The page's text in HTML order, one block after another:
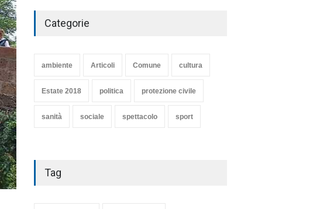
Articoli cultura 8 Maggio 2020
Categorie
ambiente Articoli Comune cultura
Estate 2018 politica protezione civile
sanità sociale spettacolo sport
Tag